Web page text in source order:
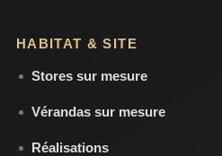
HABITAT & SITE
Stores sur mesure
Vérandas sur mesure
Réalisations